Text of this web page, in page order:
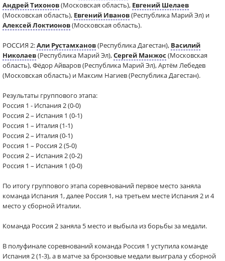
Андрей Тихонов(Московская область), Евгений Шелаев
(Московская область), Евгений Иванов(Республика Марий Эл) и
Алексей Локтионов(Московская область).
РОССИЯ 2:Али Рустамханов(Республика Дагестан), Василий
Николаев(Республика Марий Эл),Сергей Манжос (Московская
область), Фёдор Айваров (Республика Марий Эл), Артём Лебедев
(Московская область) и Максим Нагиев (Республика Дагестан).
Результаты группового этапа:
Россия 1 - Испания 2 (0-0)
Россия 2 – Испания 1 (0-1)
Россия 1 – Италия (1-1)
Россия 2 – Италия (0-1)
Россия 1 – Россия 2 (5-0)
Россия 2 – Испания 2 (0-2)
Россия 1 – Испания 1 (0-0)
По итогу группового этапа соревнований первое место заняла
команда Испания 1, далее Россия 1, на третьем месте Испания 2 и 4
место у сборной Италии.
Команда Россия 2 заняла 5 место и выбыла из борьбы за медали.
В полуфинале соревнований команда Россия 1 уступила команде
Испания 2 (1-3), а в матче за бронзовые медали выиграла у сборной